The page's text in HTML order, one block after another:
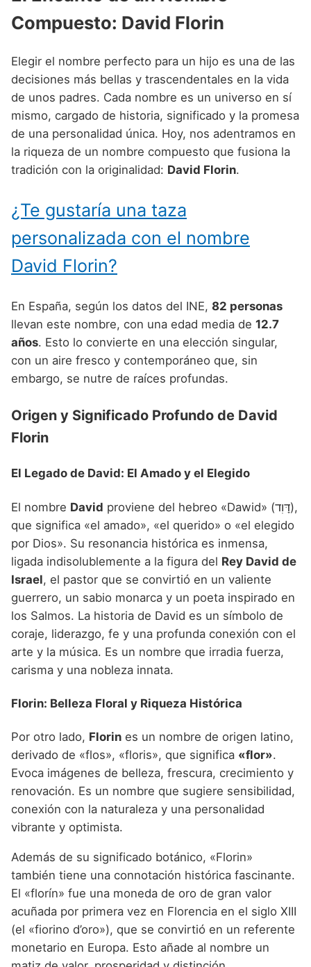
Nombres de niño que empiezan por E
Nombres de niño que empiezan por G
Nombres de niño que empiezan por H
Nombres de niño que empiezan por I
Nombres de niño que empiezan por J
Nombres de niño que empiezan por L
Nombres de niño que empiezan por M
Nombres de niño que empiezan por N
Nombres de niño que empiezan por P
Nombres de niño que empiezan por Q
Nombres de niño que empiezan por R
Nombres de niño que empiezan por T
Nombres de niño que empiezan por V
Nombres de niño que empiezan por W
Nombres de niño que empiezan por X
Nombres de niño que empiezan por Y
Nombres de niño que empiezan por Z
Nombres de Niño Baleares
Nombres de Niño Cantabros
Nombres de Niño Castellanos
Nombres de Niño Catalanes
Nombres de Niño Extremeños
Nombres de Niño Madrileños
Nombres de Niño Murcianos
Nombres de Niño Navarros
Nombres de Niño Valencianos
Nombres de Niño Vascos
Nombres de Niño Egipcios
Nombres de Niño Mitologicos
Nombres de Niño Romanos
Nombres de Niño Vikingos
Nombres de Niño Americanos
Nombres de Niño Arabes
Nombres de Niño Chinos
Nombres de Niño Franceses
Nombres de Niño Hispanoamericanos
Nombres de Niño Ingleses
Nombres de Niño Japoneses
Nombres de Niño Judíos
Nombres de Niño Marroquíes
Nombres de Niño Portugueses
Nombres de Niño Rumanos
Nombres de Niño Rusos
Nombres de Niño Suecos
Compuesto: David Florin
Elegir el nombre perfecto para un hijo es una de las
decisiones más bellas y trascendentales en la vida
de unos padres. Cada nombre es un universo en sí
mismo, cargado de historia, significado y la promesa
de una personalidad única. Hoy, nos adentramos en
la riqueza de un nombre compuesto que fusiona la
tradición con la originalidad: David Florin.
¿Te gustaría una taza
personalizada con el nombre
David Florin?
En España, según los datos del INE, 82 personas
llevan este nombre, con una edad media de 12.7
años. Esto lo convierte en una elección singular,
con un aire fresco y contemporáneo que, sin
embargo, se nutre de raíces profundas.
Origen y Significado Profundo de David
Florin
El Legado de David: El Amado y el Elegido
El nombre David proviene del hebreo «Dawid» (דָּוִד),
que significa «el amado», «el querido» o «el elegido
por Dios». Su resonancia histórica es inmensa,
ligada indisolublemente a la figura del Rey David de
Israel, el pastor que se convirtió en un valiente
guerrero, un sabio monarca y un poeta inspirado en
los Salmos. La historia de David es un símbolo de
coraje, liderazgo, fe y una profunda conexión con el
arte y la música. Es un nombre que irradia fuerza,
carisma y una nobleza innata.
Florin: Belleza Floral y Riqueza Histórica
Por otro lado, Florin es un nombre de origen latino,
derivado de «flos», «floris», que significa «flor».
Evoca imágenes de belleza, frescura, crecimiento y
renovación. Es un nombre que sugiere sensibilidad,
conexión con la naturaleza y una personalidad
vibrante y optimista.
Además de su significado botánico, «Florin»
también tiene una connotación histórica fascinante.
El «florín» fue una moneda de oro de gran valor
acuñada por primera vez en Florencia en el siglo XIII
(el «fiorino d’oro»), que se convirtió en un referente
monetario en Europa. Esto añade al nombre un